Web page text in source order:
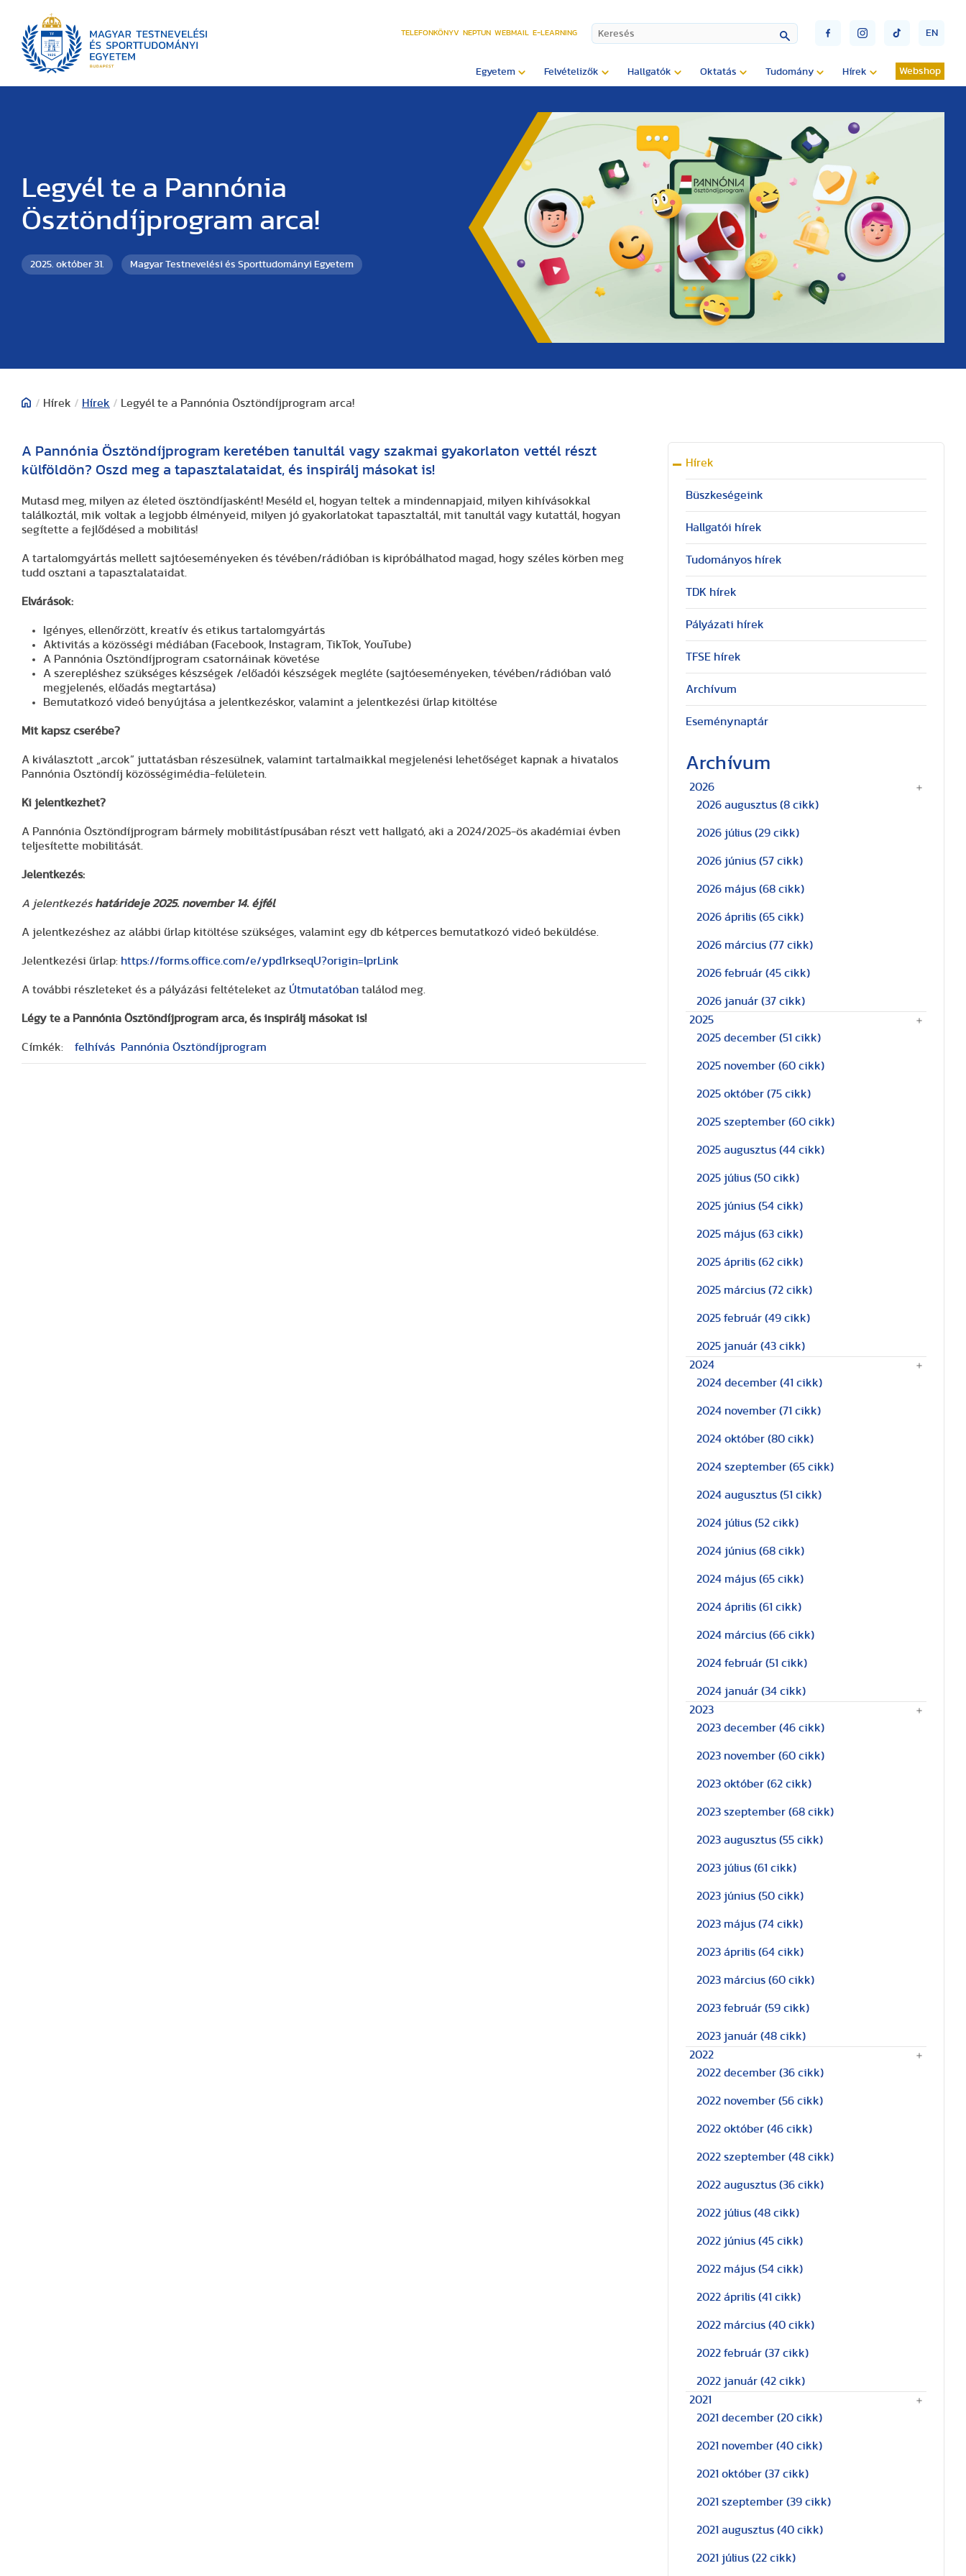
TELEFONKÖNYV NEPTUN WEBMAIL E-LEARNING EN
Egyetem Felvételizők Hallgatók Oktatás Tudomány Hírek Webshop
Legyél te a Pannónia
Ösztöndíjprogram arca!
2025. október 31. Magyar Testnevelési és Sporttudományi Egyetem
/ Hírek / Hírek / Legyél te a Pannónia Ösztöndíjprogram arca!
A Pannónia Ösztöndíjprogram keretében tanultál vagy szakmai gyakorlaton vettél részt
külföldön? Oszd meg a tapasztalataidat, és inspirálj másokat is!
Mutasd meg, milyen az életed ösztöndíjasként! Meséld el, hogyan teltek a mindennapjaid, milyen kihívásokkal
találkoztál, mik voltak a legjobb élményeid, milyen jó gyakorlatokat tapasztaltál, mit tanultál vagy kutattál, hogyan
segítette a fejlődésed a mobilitás!
A tartalomgyártás mellett sajtóeseményeken és tévében/rádióban is kipróbálhatod magad, hogy széles körben meg
tudd osztani a tapasztalataidat.
Elvárások:
Igényes, ellenőrzött, kreatív és etikus tartalomgyártás
Aktivitás a közösségi médiában (Facebook, Instagram, TikTok, YouTube)
A Pannónia Ösztöndíjprogram csatornáinak követése
A szerepléshez szükséges készségek /előadói készségek megléte (sajtóeseményeken, tévében/rádióban való
megjelenés, előadás megtartása)
Bemutatkozó videó benyújtása a jelentkezéskor, valamint a jelentkezési űrlap kitöltése
Mit kapsz cserébe?
A kiválasztott „arcok” juttatásban részesülnek, valamint tartalmaikkal megjelenési lehetőséget kapnak a hivatalos
Pannónia Ösztöndíj közösségimédia-felületein.
Ki jelentkezhet?
A Pannónia Ösztöndíjprogram bármely mobilitástípusában részt vett hallgató, aki a 2024/2025-ös akadémiai évben
teljesítette mobilitását.
Jelentkezés:
A jelentkezés határideje 2025. november 14. éjfél
A jelentkezéshez az alábbi űrlap kitöltése szükséges, valamint egy db kétperces bemutatkozó videó beküldése.
Jelentkezési űrlap: https://forms.office.com/e/ypd1rkseqU?origin=lprLink
A további részleteket és a pályázási feltételeket az Útmutatóban találod meg.
Légy te a Pannónia Ösztöndíjprogram arca, és inspirálj másokat is!
Címkék: felhívás Pannónia Ösztöndíjprogram
Hírek
Büszkeségeink
Hallgatói hírek
Tudományos hírek
TDK hírek
Pályázati hírek
TFSE hírek
Archívum
Eseménynaptár
Archívum
2026
2026 augusztus (8 cikk)
2026 július (29 cikk)
2026 június (57 cikk)
2026 május (68 cikk)
2026 április (65 cikk)
2026 március (77 cikk)
2026 február (45 cikk)
2026 január (37 cikk)
2025
2025 december (51 cikk)
2025 november (60 cikk)
2025 október (75 cikk)
2025 szeptember (60 cikk)
2025 augusztus (44 cikk)
2025 július (50 cikk)
2025 június (54 cikk)
2025 május (63 cikk)
2025 április (62 cikk)
2025 március (72 cikk)
2025 február (49 cikk)
2025 január (43 cikk)
2024
2024 december (41 cikk)
2024 november (71 cikk)
2024 október (80 cikk)
2024 szeptember (65 cikk)
2024 augusztus (51 cikk)
2024 július (52 cikk)
2024 június (68 cikk)
2024 május (65 cikk)
2024 április (61 cikk)
2024 március (66 cikk)
2024 február (51 cikk)
2024 január (34 cikk)
2023
2023 december (46 cikk)
2023 november (60 cikk)
2023 október (62 cikk)
2023 szeptember (68 cikk)
2023 augusztus (55 cikk)
2023 július (61 cikk)
2023 június (50 cikk)
2023 május (74 cikk)
2023 április (64 cikk)
2023 március (60 cikk)
2023 február (59 cikk)
2023 január (48 cikk)
2022
2022 december (36 cikk)
2022 november (56 cikk)
2022 október (46 cikk)
2022 szeptember (48 cikk)
2022 augusztus (36 cikk)
2022 július (48 cikk)
2022 június (45 cikk)
2022 május (54 cikk)
2022 április (41 cikk)
2022 március (40 cikk)
2022 február (37 cikk)
2022 január (42 cikk)
2021
2021 december (20 cikk)
2021 november (40 cikk)
2021 október (37 cikk)
2021 szeptember (39 cikk)
2021 augusztus (40 cikk)
2021 július (22 cikk)